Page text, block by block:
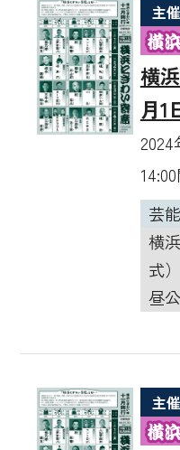
主催
横
月1
2024
芸
横
式）
昼
主催